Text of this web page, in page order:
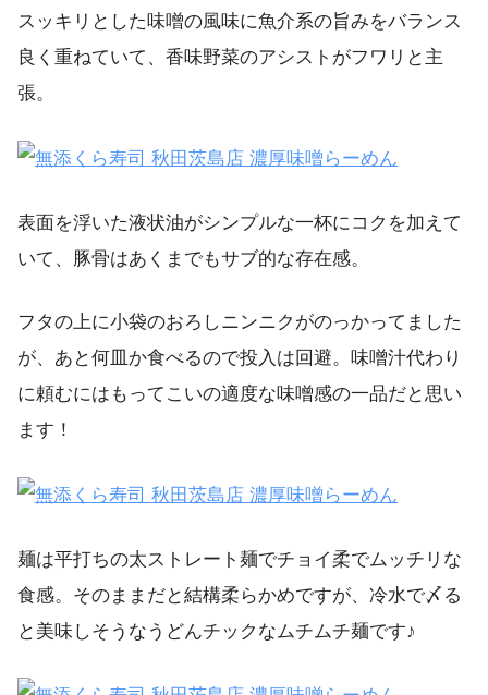
スッキリとした味噌の風味に魚介系の旨みをバランス
良く重ねていて、香味野菜のアシストがフワリと主
張。
表面を浮いた液状油がシンプルな一杯にコクを加えて
いて、豚骨はあくまでもサブ的な存在感。
フタの上に小袋のおろしニンニクがのっかってました
が、あと何皿か食べるので投入は回避。味噌汁代わり
に頼むにはもってこいの適度な味噌感の一品だと思い
ます！
麺は平打ちの太ストレート麺でチョイ柔でムッチリな
食感。そのままだと結構柔らかめですが、冷水で〆る
と美味しそうなうどんチックなムチムチ麺です♪